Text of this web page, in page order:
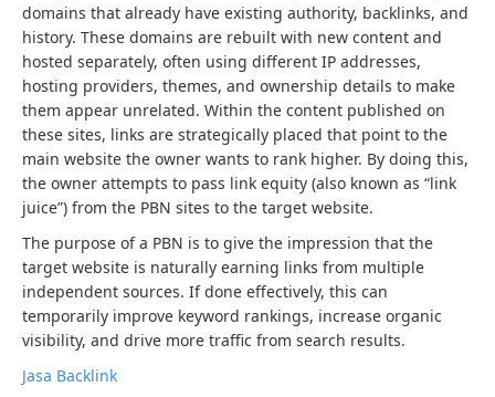
domains that already have existing authority, backlinks, and
history. These domains are rebuilt with new content and
hosted separately, often using different IP addresses,
hosting providers, themes, and ownership details to make
them appear unrelated. Within the content published on
these sites, links are strategically placed that point to the
main website the owner wants to rank higher. By doing this,
the owner attempts to pass link equity (also known as “link
juice”) from the PBN sites to the target website.
The purpose of a PBN is to give the impression that the
target website is naturally earning links from multiple
independent sources. If done effectively, this can
temporarily improve keyword rankings, increase organic
visibility, and drive more traffic from search results.
Jasa Backlink